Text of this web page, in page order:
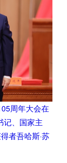
周年大会在
记、国家主
者吾哈斯·苏